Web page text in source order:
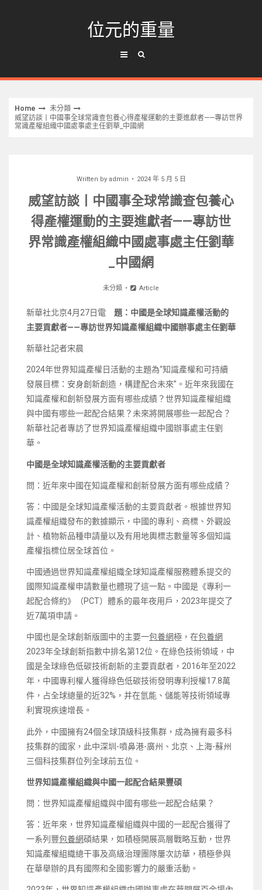
位元的重量
Home
未分類
威望訪談丨中國事全球常識查包養心得產權運動的主要進獻者——專訪世界
常識產權組織中國處事處主任劉華_中國網
Written by admin 2024 年 5 月 5 日
威望訪談丨中國事全球常識查包養心
得產權運動的主要進獻者——專訪世
界常識產權組織中國處事處主任劉華
_中國網
未分類 Article
新華社北京4月27日電 題：中國是全球知識產權活動的
主要貢獻者——專訪世界知識產權組織中國辦事處主任劉華
新華社記者宋晨
2024年世界知識產權日活動的主題為“知識產權和可持續
發展目標：安身創新創造，構建配合未來”。近年來我國在
知識產權和創新發展方面有哪些成績？世界知識產權組織
與中國有哪些一起配合結果？未來將開展哪些一起配合？
新華社記者專訪了世界知識產權組織中國辦事處主任劉
華。
中國是全球知識產權活動的主要貢獻者
問：近年來中國在知識產權和創新發展方面有哪些成績？
答：中國是全球知識產權活動的主要貢獻者。根據世界知
識產權組織發布的數據顯示，中國的專利、商標、外觀設
計、植物新品種申請量以及有用地輿標志數量等多個知識
產權指標位居全球首位。
中國通過世界知識產權組織全球知識產權服務體系提交的
國際知識產權申請數量也體現了這一點。中國是《專利一
起配合條約》（PCT）體系的最年夜用戶，2023年提交了
近7萬項申請。
中國也是全球創新版圖中的主要一包養網極，在包養網
2023年全球創新指數中排名第12位。在綠色技術領域，中
國是全球綠色低碳技術創新的主要貢獻者，2016年至2022
年，中國專利權人獲得綠色低碳技術發明專利授權17.8萬
件，占全球總量的近32%，并在氫能、儲能等技術領域專
利實現疾速增長。
此外，中國擁有24個全球頂級科技集群，成為擁有最多科
技集群的國家，此中深圳-噴鼻港-廣州、北京、上海-蘇州
三個科技集群位列全球前五位。
世界知識產權組織與中國一起配合結果豐碩
問：世界知識產權組織與中國有哪些一起配合結果？
答：近年來，世界知識產權組織與中國的一起配合獲得了
一系列豐包養網碩結果，如積極開展高層戰略互動，世界
知識產權組織總干事及高級治理團隊屢次訪華，積極參與
在華舉辦的具有國際和全國影響力的嚴重活動。